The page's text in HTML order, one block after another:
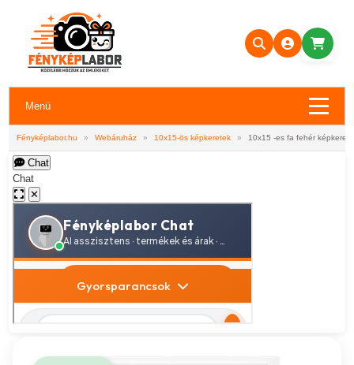
Menü
Fényképlabor.hu » Webáruház » 10x15-ös képkeretek » 10x15 -es fa fehér képkeret
Chat
Chat
✕